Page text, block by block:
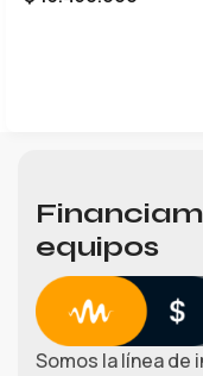
equipos
Somos la línea